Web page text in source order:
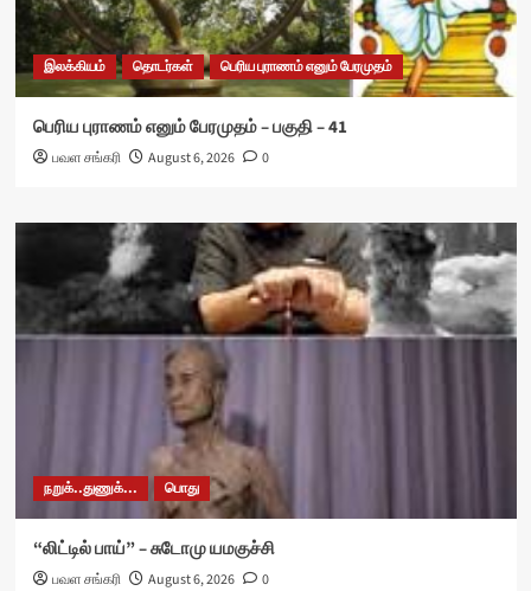
இலக்கியம் தொடர்கள் பெரிய புராணம் எனும் பேரமுதம்
பெரிய புராணம் எனும் பேரமுதம் – பகுதி – 41
பவள சங்கரி August 6, 2026 0
நறுக்..துணுக்... பொது
“லிட்டில் பாய்” – சுடோமு யமகுச்சி
பவள சங்கரி August 6, 2026 0